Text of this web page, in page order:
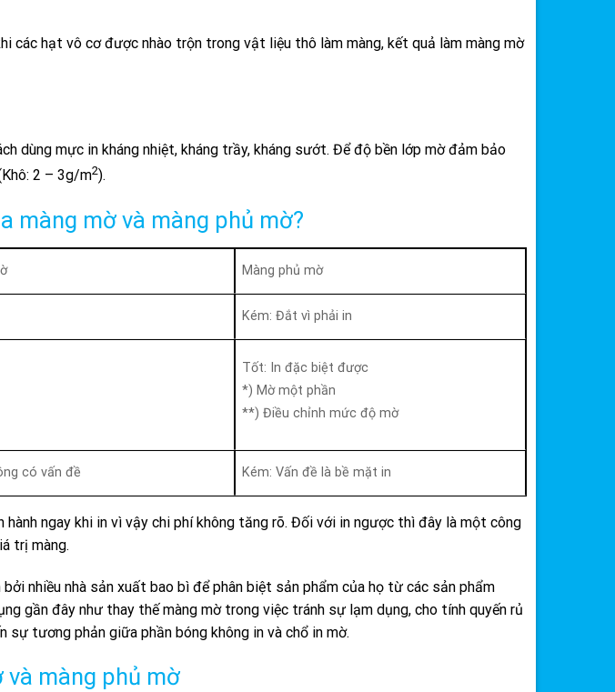
các hạt vô cơ được nhào trộn trong vật liệu thô làm màng, kết quả làm màng mờ
dùng mực in kháng nhiệt, kháng trầy, kháng sướt. Để độ bền lớp mờ đảm bảo
2 – 3g/m2).
màng mờ và màng phủ mờ?
Màng phủ mờ
Kém: Đắt vì phải in
Tốt: In đặc biệt được
*) Mờ một phần
**) Điều chỉnh mức độ mờ
có vấn đề Kém: Vấn đề là bề mặt in
hành ngay khi in vì vậy chi phí không tăng rõ. Đối với in ngược thì đây là một công
trị màng.
nhiều nhà sản xuất bao bì để phân biệt sản phẩm của họ từ các sản phẩm
gần đây như thay thế màng mờ trong việc tránh sự lạm dụng, cho tính quyến rủ
sự tương phản giữa phần bóng không in và chổ in mờ.
và màng phủ mờ